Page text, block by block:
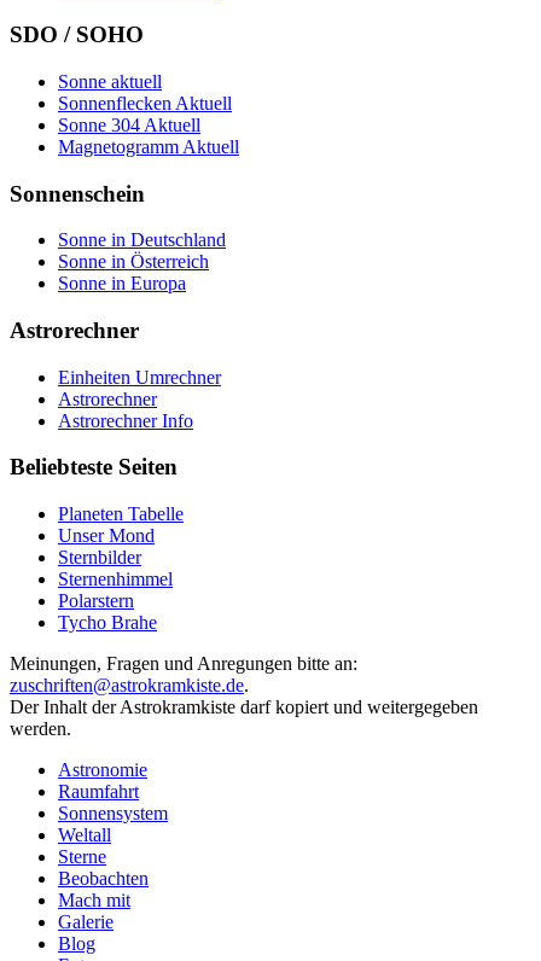
SDO / SOHO
Sonne aktuell
Sonnenflecken Aktuell
Sonne 304 Aktuell
Magnetogramm Aktuell
Sonnenschein
Sonne in Deutschland
Sonne in Österreich
Sonne in Europa
Astrorechner
Einheiten Umrechner
Astrorechner
Astrorechner Info
Beliebteste Seiten
Planeten Tabelle
Unser Mond
Sternbilder
Sternenhimmel
Polarstern
Tycho Brahe
Meinungen, Fragen und Anregungen bitte an:
zuschriften@astrokramkiste.de.
Der Inhalt der Astrokramkiste darf kopiert und weitergegeben
werden.
Astronomie
Raumfahrt
Sonnensystem
Weltall
Sterne
Beobachten
Mach mit
Galerie
Blog